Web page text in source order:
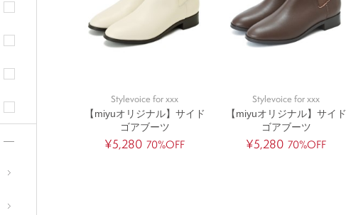
Stylevoice for xxx
【miyuオリジナル】サイド
ゴアブーツ
¥5,280 70%OFF
Stylevoice for xxx
【miyuオリジナル】サイド
ゴアブーツ
¥5,280 70%OFF